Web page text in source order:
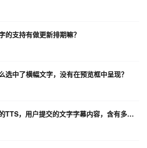
的支持有做更新排期嘛？
选中了横幅文字，没有在预览框中呈现？
智能媒体服务中自带的TTS，用户提交的文字字幕内容，含有多音字的话，能否用拼音加音调来指定读音？